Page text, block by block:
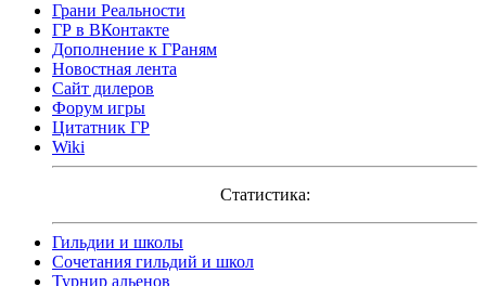
Грани Реальности
ГР в ВКонтакте
Дополнение к ГРаням
Новостная лента
Сайт дилеров
Форум игры
Цитатник ГР
Wiki
Статистика:
Гильдии и школы
Сочетания гильдий и школ
Турнир альенов